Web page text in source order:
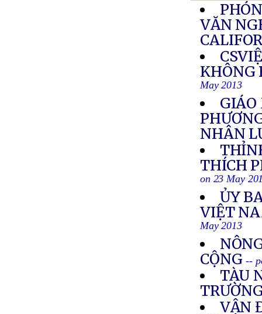
VĂN
KHÔNG
May 2013
GIÁO
NHÂN
THÍCH
on 23 May
ỦY
VIỆT
May 2013
CỘNG--
TÀU
VẬN